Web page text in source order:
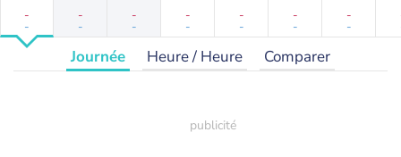
-
-
-
-
-
-
-
-
-
-
-
-
-
-
Journée Heure / Heure Comparer